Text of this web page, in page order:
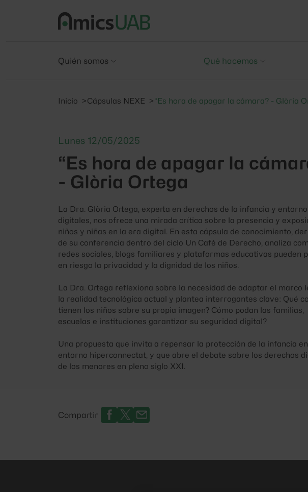
Quién somos Qué hacemos
Inicio Cápsulas NEXE “Es hora de apagar la cámara? - Glòria
Lunes 12/05/2025
“Es hora de apagar la
- Glòria Ortega
La Dra. Glòria Ortega, experta en derechos de la infancia y
digitales, nos ofrece una mirada crítica sobre la presencia y
niños y niñas en la era digital. En esta cápsula de conocimiento,
de su conferencia dentro del ciclo Un Café de Derecho, analiza
redes sociales, blogs familiares y plataformas educativas pueden
en riesgo la privacidad y la dignidad de los niños.
La Dra. Ortega reflexiona sobre la necesidad de adaptar el marco
la realidad tecnológica actual y plantea interrogantes clave: Qué
tienen los niños sobre su propia imagen? Cómo podan las familias,
escuelas e instituciones garantizar su seguridad digital?
Una propuesta que invita a repensar la protección de la infancia
entorno hiperconnectat, y que abre el debate sobre los derechos
de los menores en pleno siglo XXI.
Compartir